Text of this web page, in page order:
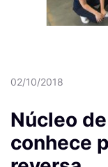
02/10/2018
Núcleo
conhece